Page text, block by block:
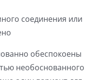
соединения или
обеспокоены
необоснованного